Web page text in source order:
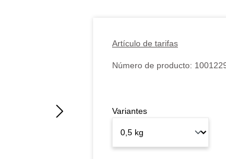
Artículo de tarifas
Número de producto:
Variantes